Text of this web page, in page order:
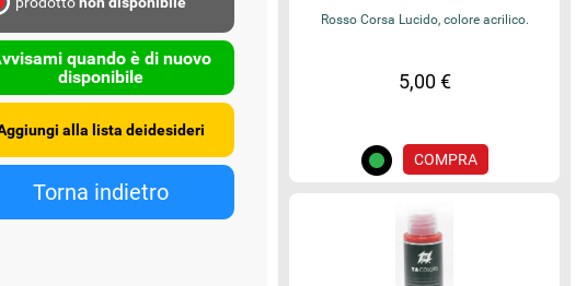
quando è di nuovo
disponibile
Rosso Corsa Lucido, colore acrilico.
5,00 €
COMPRA